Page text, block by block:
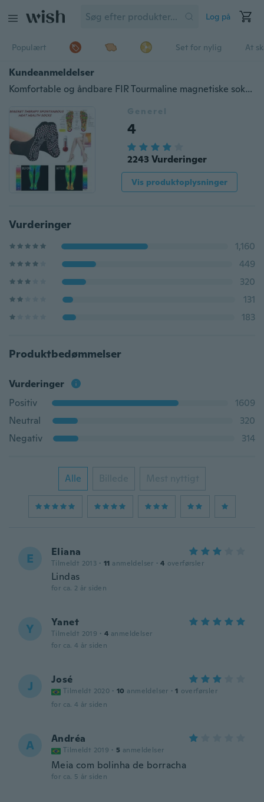
Log på
Populært Set for nylig At
Kundeanmeldelser
Komfortable og åndbare FIR Tourmaline magnetiske sokker Selvopvarmningsterapi Magnetiske fodplejesokker
Generel
4
2243 Vurderinger
Vis produktoplysninger
Vurderinger
1,160
449
320
131
183
Produktbedømmelser
Vurderinger
Positiv
1609
Neutral
320
Negativ
314
Alle Billede Mest nyttigt
E Eliana
Tilmeldt 2013 · 11 anmeldelser · 4 overførsler
Lindas
for ca. 2 år siden
Y Yanet
Tilmeldt 2019 · 4 anmeldelser
for ca. 4 år siden
J José
Tilmeldt 2020 · 10 anmeldelser · 1 overførsler
for ca. 4 år siden
A Andréa
Tilmeldt 2019 · 5 anmeldelser
Meia com bolinha de borracha
for ca. 5 år siden